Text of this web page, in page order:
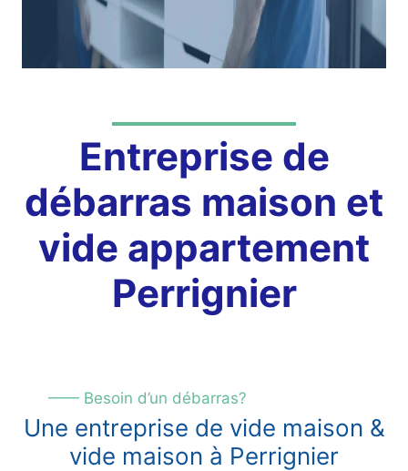
Entreprise de
débarras maison et
vide appartement
Perrignier
—— Besoin d’un débarras?
Une entreprise de vide maison &
vide maison à Perrignier